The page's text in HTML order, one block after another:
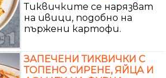
Тиквичките се нарязват
на ивици, подобно на
пържени картофи.
ЗАПЕЧЕНИ ТИКВИЧКИ С
ТОПЕНО СИРЕНЕ, ЯЙЦА И